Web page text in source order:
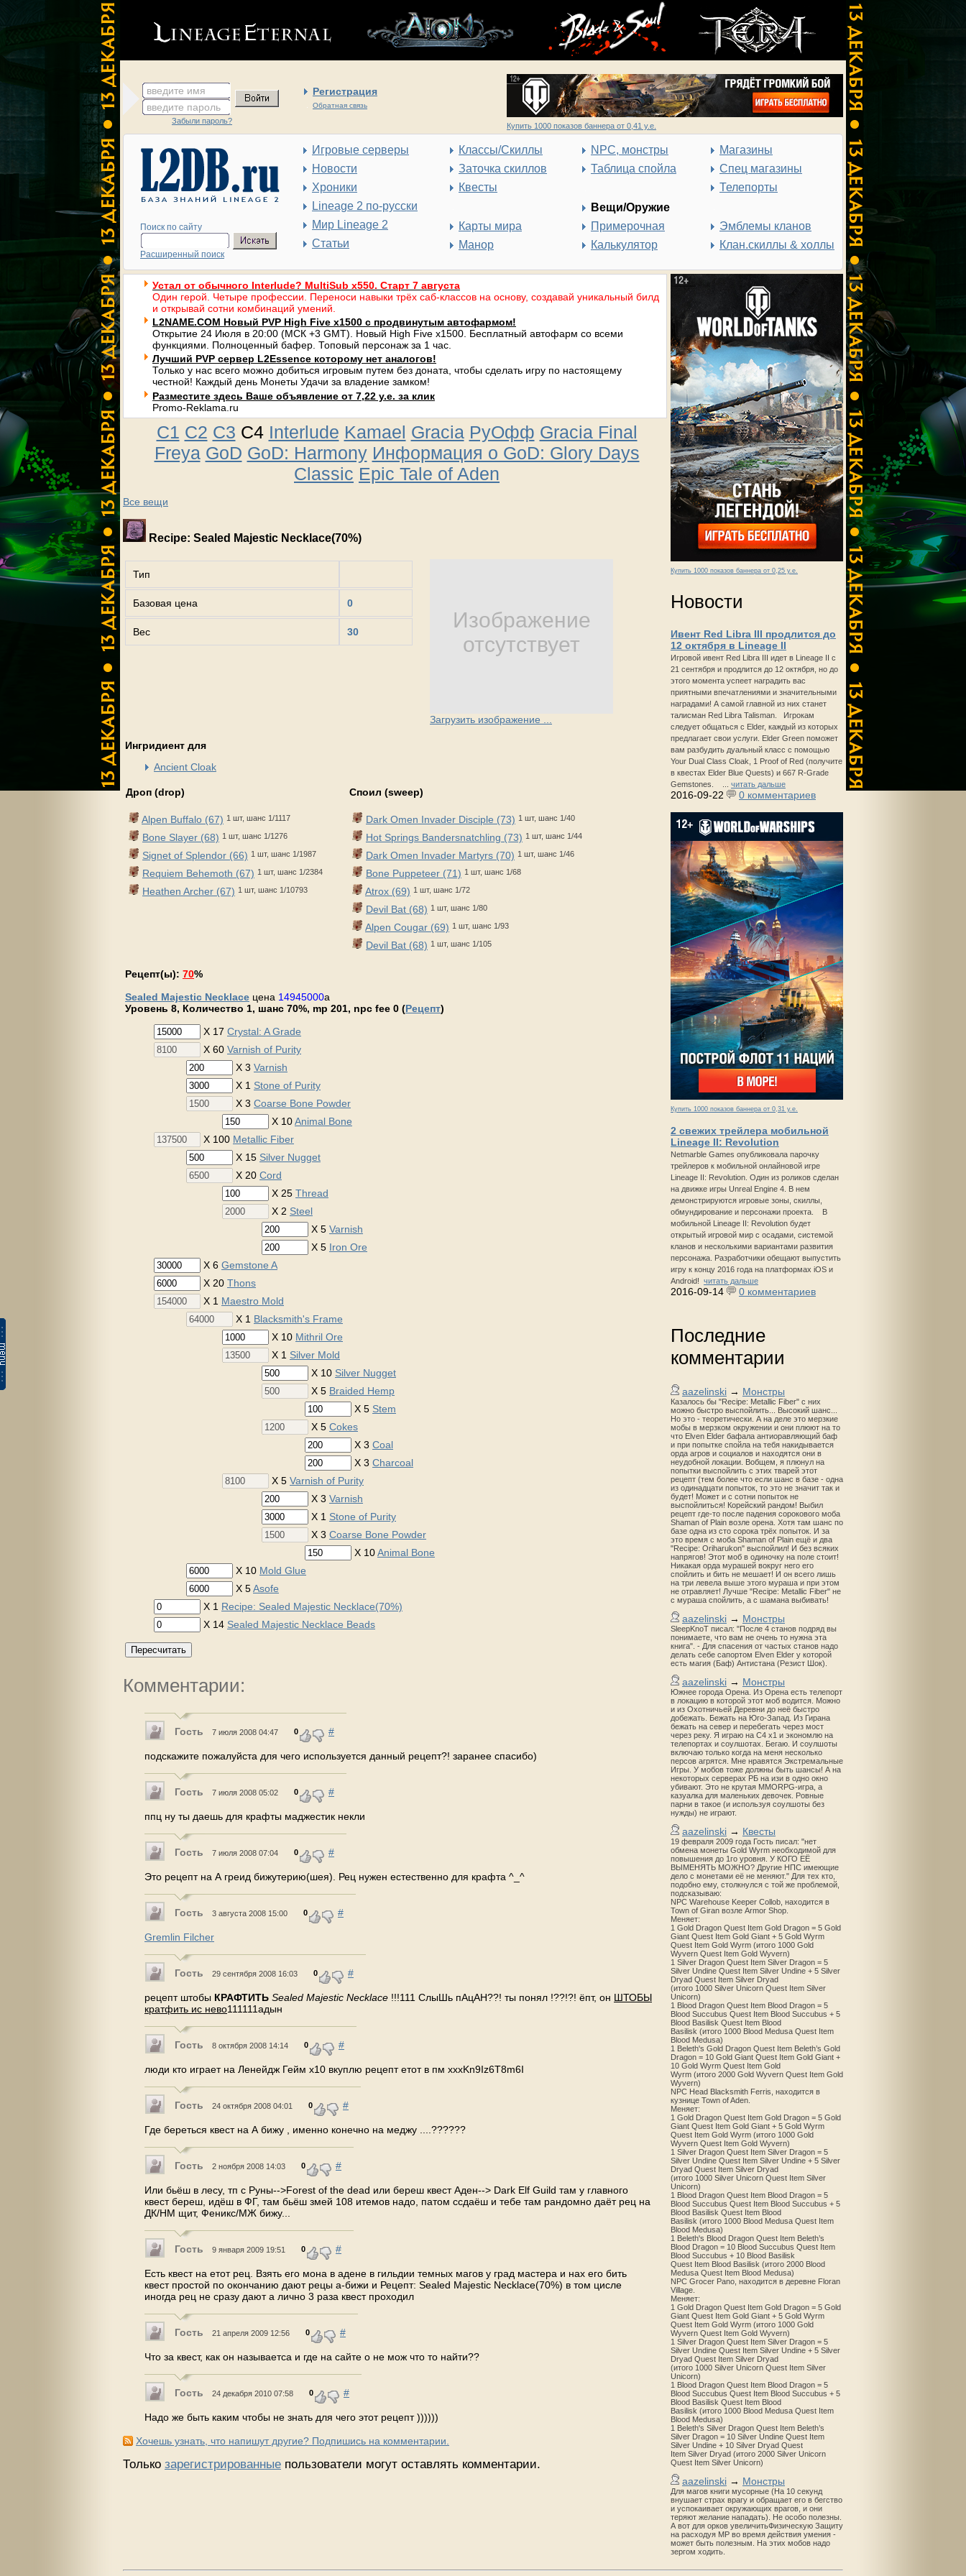
введите имя Регистрация
Обратная связь
введите пароль
Забыли пароль?
Купить 1000 показов баннера от 0,41 у.е.
Поиск по сайту
Расширенный поиск
Игровые серверы
Новости
Хроники
Lineage 2 по-русски
Мир Lineage 2
Статьи
Классы/Скиллы
Заточка скиллов
Квесты
Карты мира
Манор
NPC, монстры
Таблица спойла
Вещи/Оружие
Примерочная
Калькулятор
Магазины
Спец магазины
Телепорты
Эмблемы кланов
Клан.скиллы & холлы
Купить 1000 показов баннера от 0,25 у.е.
Новости
Ивент Red Libra III продлится до
12 октября в Lineage II
Игровой ивент Red Libra III идет в Lineage II с
21 сентября и продлится до 12 октября, но до
этого момента успеет наградить вас
приятными впечатлениями и значительными
наградами! А самой главной из них станет
талисман Red Libra Talisman. Игрокам
следует общаться с Elder, каждый из которых
предлагает свои услуги. Elder Green поможет
вам разбудить дуальный класс с помощью
Your Dual Class Cloak, 1 Proof of Red (получите
в квестах Elder Blue Quests) и 667 R-Grade
Gemstones. ... читать дальше
2016-09-22 0 комментариев
Купить 1000 показов баннера от 0,31 у.е.
2 свежих трейлера мобильной
Lineage II: Revolution
Netmarble Games опубликовала парочку
трейлеров к мобильной онлайновой игре
Lineage II: Revolution. Один из роликов сделан
на движке игры Unreal Engine 4. В нем
демонстрируются игровые зоны, скиллы,
обмундирование и персонажи проекта. В
мобильной Lineage II: Revolution будет
открытый игровой мир с осадами, системой
кланов и несколькими вариантами развития
персонажа. Разработчики обещают выпустить
игру к концу 2016 года на платформах iOS и
Android! читать дальше
2016-09-14 0 комментариев
Последние
комментарии
aazelinski → Монстры
Казалось бы "Recipe: Metallic Fiber" с них
можно быстро выспойлить... Высокий шанс...
Но это - теоретически. А на деле это мерзкие
мобы в мерзком окружении и они плюют на то
что Elven Elder бафала антиоравляющий баф
и при попытке спойла на тебя накидывается
орда агров и социалов и находятся они в
неудобной локации. Вобщем, я плюнул на
попытки выспойлить с этих тварей этот
рецепт (тем более что если шанс в базе - одна
из одинадцати попыток, то это не значит так и
будет! Может и с сотни попыток не
выспойлиться! Корейский рандом! Выбил
рецепт где-то после падения сорокового моба
Shaman of Plain возле орена. Хотя там шанс по
базе одна из сто сорока трёх попыток. И за
это время с моба Shaman of Plain ещё и два
"Recipe: Oriharukon" выспойлил! И без всяких
напрягов! Этот моб в одиночку на поле стоит!
Никакая орда мурашей вокруг него его
спойлить и бить не мешает! И он всего лишь
на три левела выше этого мураша и при этом
не отравляет! Лучше "Recipe: Metallic Fiber" не
с мураша спойлить, а с шамана выбивать!
aazelinski → Монстры
SleepKnoT писал: "После 4 станов подряд вы
понимаете, что вам не очень то нужна эта
книга". - Для спасения от частых станов надо
делать себе сапортом Elven Elder у которой
есть магия (Баф) Антистана (Резист Шок).
aazelinski → Монстры
Южнее города Орена. Из Орена есть телепорт
в локацию в которой этот моб водится. Можно
и из Охотничьей Деревни до неё быстро
добежать. Бежать на Юго-Запад. Из Гирана
бежать на север и перебегать через мост
через реку. Я играю на С4 х1 и экономлю на
телепортах и соулшотах. Бегаю. И соулшоты
включаю только когда на меня несколько
персов агрятся. Мне нравятся Экстремальные
Игры. У мобов тоже должны быть шансы! А на
некоторых серверах РБ на изи в одно окно
убивают. Это не крутая MMORPG-игра, а
казуалка для маленьких девочек. Ровные
парни в такое (и используя соулшоты без
нужды) не играют.
aazelinski → Квесты
19 февраля 2009 года Гость писал: "нет
обмена монеты Gold Wyrm необходимой для
повышения до 1го уровня. У КОГО ЕЁ
ВЫМЕНЯТЬ МОЖНО? Другие НПС имеющие
дело с монетами её не меняют." Для тех кто,
подобно ему, столкнулся с той же проблемой,
подсказываю:
NPC Warehouse Keeper Collob, находится в
Town of Giran возле Armor Shop.
Меняет:
1 Gold Dragon Quest Item Gold Dragon = 5 Gold
Giant Quest Item Gold Giant + 5 Gold Wyrm
Quest Item Gold Wyrm (итого 1000 Gold
Wyvern Quest Item Gold Wyvern)
1 Silver Dragon Quest Item Silver Dragon = 5
Silver Undine Quest Item Silver Undine + 5 Silver
Dryad Quest Item Silver Dryad
(итого 1000 Silver Unicorn Quest Item Silver
Unicorn)
1 Blood Dragon Quest Item Blood Dragon = 5
Blood Succubus Quest Item Blood Succubus + 5
Blood Basilisk Quest Item Blood
Basilisk (итого 1000 Blood Medusa Quest Item
Blood Medusa)
1 Beleth's Gold Dragon Quest Item Beleth’s Gold
Dragon = 10 Gold Giant Quest Item Gold Giant +
10 Gold Wyrm Quest Item Gold
Wyrm (итого 2000 Gold Wyvern Quest Item Gold
Wyvern)
NPC Head Blacksmith Ferris, находится в
кузнице Town of Aden.
Меняет:
1 Gold Dragon Quest Item Gold Dragon = 5 Gold
Giant Quest Item Gold Giant + 5 Gold Wyrm
Quest Item Gold Wyrm (итого 1000 Gold
Wyvern Quest Item Gold Wyvern)
1 Silver Dragon Quest Item Silver Dragon = 5
Silver Undine Quest Item Silver Undine + 5 Silver
Dryad Quest Item Silver Dryad
(итого 1000 Silver Unicorn Quest Item Silver
Unicorn)
1 Blood Dragon Quest Item Blood Dragon = 5
Blood Succubus Quest Item Blood Succubus + 5
Blood Basilisk Quest Item Blood
Basilisk (итого 1000 Blood Medusa Quest Item
Blood Medusa)
1 Beleth's Blood Dragon Quest Item Beleth’s
Blood Dragon = 10 Blood Succubus Quest Item
Blood Succubus + 10 Blood Basilisk
Quest Item Blood Basilisk (итого 2000 Blood
Medusa Quest Item Blood Medusa)
NPC Grocer Pano, находится в деревне Floran
Village.
Меняет:
1 Gold Dragon Quest Item Gold Dragon = 5 Gold
Giant Quest Item Gold Giant + 5 Gold Wyrm
Quest Item Gold Wyrm (итого 1000 Gold
Wyvern Quest Item Gold Wyvern)
1 Silver Dragon Quest Item Silver Dragon = 5
Silver Undine Quest Item Silver Undine + 5 Silver
Dryad Quest Item Silver Dryad
(итого 1000 Silver Unicorn Quest Item Silver
Unicorn)
1 Blood Dragon Quest Item Blood Dragon = 5
Blood Succubus Quest Item Blood Succubus + 5
Blood Basilisk Quest Item Blood
Basilisk (итого 1000 Blood Medusa Quest Item
Blood Medusa)
1 Beleth's Silver Dragon Quest Item Beleth’s
Silver Dragon = 10 Silver Undine Quest Item
Silver Undine + 10 Silver Dryad Quest
Item Silver Dryad (итого 2000 Silver Unicorn
Quest Item Silver Unicorn)
aazelinski → Монстры
Для магов книги мусорные (На 10 секунд
внушает страх врагу и обращает его в бегство
и успокаивает окружающих врагов, и они
теряют желание нападать). Не особо полезны.
А вот для орков увеличитьФизическую Защиту
на расходуя MP во время действия умения -
может быть полезным. На этих мобов надо
зергом ходить.
Устал от обычного Interlude? MultiSub x550. Старт 7 августа
Один герой. Четыре профессии. Переноси навыки трёх саб-классов на основу, создавай уникальный билд
и открывай сотни комбинаций умений.
L2NAME.COM Новый PVP High Five x1500 с продвинутым автофармом!
Открытие 24 Июля в 20:00 (МСК +3 GMT). Новый High Five x1500. Бесплатный автофарм со всеми
функциями. Полноценный бафер. Топовый персонаж за 1 час.
Лучший PVP сервер L2Essence которому нет аналогов!
Только у нас всего можно добиться игровым путем без доната, чтобы сделать игру по настоящему
честной! Каждый день Монеты Удачи за владение замком!
Разместите здесь Ваше объявление от 7,22 у.е. за клик
Promo-Reklama.ru
C1 C2 C3 C4 Interlude Kamael Gracia РуОфф Gracia Final
Freya GoD GoD: Harmony Информация о GoD: Glory Days
Classic Epic Tale of Aden
Все вещи
Recipe: Sealed Majestic Necklace(70%)
Тип
Базовая цена 0
Вес 30
Изображение
отсутствует
Загрузить изображение ...
Ингридиент для
Ancient Cloak
Дроп (drop)
Alpen Buffalo (67) 1 шт, шанс 1/1117
Bone Slayer (68) 1 шт, шанс 1/1276
Signet of Splendor (66) 1 шт, шанс 1/1987
Requiem Behemoth (67) 1 шт, шанс 1/2384
Heathen Archer (67) 1 шт, шанс 1/10793
Споил (sweep)
Dark Omen Invader Disciple (73) 1 шт, шанс 1/40
Hot Springs Bandersnatchling (73) 1 шт, шанс 1/44
Dark Omen Invader Martyrs (70) 1 шт, шанс 1/46
Bone Puppeteer (71) 1 шт, шанс 1/68
Atrox (69) 1 шт, шанс 1/72
Devil Bat (68) 1 шт, шанс 1/80
Alpen Cougar (69) 1 шт, шанс 1/93
Devil Bat (68) 1 шт, шанс 1/105
Рецепт(ы): 70%
Sealed Majestic Necklace цена 14945000a
Уровень 8, Количество 1, шанс 70%, mp 201, npc fee 0 (Рецепт)
X 17 Crystal: A Grade
X 60 Varnish of Purity
X 3 Varnish
X 1 Stone of Purity
X 3 Coarse Bone Powder
X 10Animal Bone
X 100 Metallic Fiber
X 15 Silver Nugget
X 20 Cord
X 25 Thread
X 2 Steel
X 5 Varnish
X 5 Iron Ore
X 6 Gemstone A
X 20 Thons
X 1 Maestro Mold
X 1 Blacksmith's Frame
X 10 Mithril Ore
X 1 Silver Mold
X 10 Silver Nugget
X 5 Braided Hemp
X 5 Stem
X 5 Cokes
X 3 Coal
X 3 Charcoal
X 5 Varnish of Purity
X 3 Varnish
X 1 Stone of Purity
X 3 Coarse Bone Powder
X 10Animal Bone
X 10 Mold Glue
X 5Asofe
X 1 Recipe: Sealed Majestic Necklace(70%)
X 14 Sealed Majestic Necklace Beads
Пересчитать
Комментарии:
Гость 7 июля 2008 04:47 0 #
подскажите пожалуйста для чего используется данный рецепт?! заранее спасибо)
Гость 7 июля 2008 05:02 0 #
ппц ну ты даешь для крафты маджестик некли
Гость 7 июля 2008 07:04 0 #
Это рецепт на А греид бижутерию(шея). Рец нужен естественно для крафта ^_^
Гость 3 августа 2008 15:00 0 #
Gremlin Filcher
Гость 29 сентября 2008 16:03 0 #
рецепт штобы КРАФТИТЬ Sealed Majestic Necklace !!!111 СлыШь пАцАН??! ты понял !??!?! ёпт, он ШТОБЫ
кратфить ис нево111111адын
Гость 8 октября 2008 14:14 0 #
люди кто играет на Ленейдж Гейм х10 вкуплю рецепт етот в пм xxxKn9Iz6T8m6I
Гость 24 октября 2008 04:01 0 #
Где береться квест на А бижу , именно конечно на меджу ....??????
Гость 2 ноября 2008 14:03 0 #
Или бьёш в лесу, тп с Руны-->Forest of the dead или береш квест Аден--> Dark Elf Guild там у главного
квест береш, идёш в ФГ, там бьёш змей 108 итемов надо, патом ссдаёш и тебе там рандомно даёт рец на
ДК/HM щит, Феникс/МЖ бижу...
Гость 9 января 2009 19:51 0 #
Есть квест на етот рец. Взять его мона в адене в гильдии темных магов у град мастера и нах его бить
квест простой по окончанию дают рецы а-бижи и Рецепт: Sealed Majestic Necklace(70%) в том цисле
иногда рец не сразу дают а лично 3 раза квест проходил
Гость 21 апреля 2009 12:56 0 #
Что за квест, как он называетса и где на сайте о не мож что то найти??
Гость 24 декабря 2010 07:58 0 #
Надо же быть каким чтобы не знать для чего этот рецепт ))))))
Хочешь узнать, что напишут другие? Подпишись на комментарии.
Только зарегистрированные пользователи могут оставлять комментарии.